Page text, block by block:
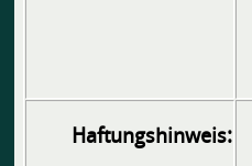
Haftungshinweis: